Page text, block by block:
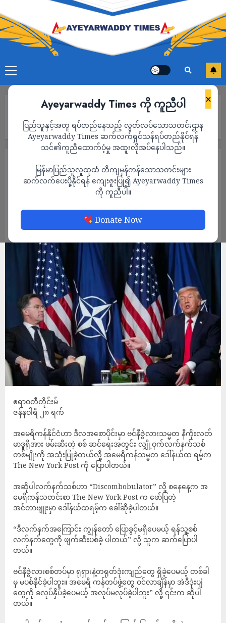
×
Ayeyarwaddy Times ကို ကူညီပါ
ပြည်သူနှင့်အတူ ရပ်တည်နေသည့် လွတ်လပ်သောသတင်းဌာန
Ayeyarwaddy Times ဆက်လက်ရှင်သန်ရပ်တည်နိုင်ရန်
သင်၏ကူညီထောက်ပံ့မှု အထူးလိုအပ်နေပါသည်။
မြန်မာပြည်သူလူထုထံ တိကျမှန်ကန်သောသတင်းများ
ဆက်လက်ပေးပို့နိုင်ရန် ကျေးဇူးပြု၍ Ayeyarwaddy Times
ကို ကူညီပါ။
Donate Now
လက်နက်သစ် အမေရိကန် သုံးခဲ့
နိုင်ငံတကာ သတင်း
ဗင်နီဇွဲလားသမ္မတ မာဒူရိုကို ဖမ်းဆီးတဲ့
စစ်ဆင်ရေးမှာ လျှို့ဝှက်လက်နက်သစ် အမေရိ
ကန် သုံးခဲ့
ADMIN JANUARY 28, 2026
ဧရာဝတီတိုင်းမ်
ဇန်နဝါရီ ၂၈ ရက်
အမေရိကန်နိုင်ငံဟာ ဒီလအစောပိုင်းမှာ ဗင်နီဇွဲလားသမ္မတ နီကိုးလတ်
မာဒူရိုအား ဖမ်းဆီးတဲ့ စစ် ဆင်ရေးအတွင်း လျှို့ဝှက်လက်နက်သစ်
တစ်မျိုးကို အသုံးပြုခဲ့တယ်လို့ အမေရိကန်သမ္မတ ဒေါ်နယ်ထ ရမ့်က
The New York Post ကို ပြောပါတယ်။
အဆိုပါလက်နက်သစ်ဟာ “Discombobulator” လို့ စနေနေ့က အ
မေရိကန်သတင်းစာ The New York Post က ဖော်ပြတဲ့
အင်တာဗျူးမှာ ဒေါ်နယ်ထရမ့်က ခေါ်ဆိုခဲ့ပါတယ်။
“ဒီလက်နက်အကြောင်း ကျွန်တော် ပြောခွင့်မရှိပေမယ့် ရန်သူ့စစ်
လက်နက်တွေကို ဖျက်ဆီးပစ်ခဲ့ ပါတယ်” လို့ သူက ဆက်ပြောပါ
တယ်။
ဗင်နီဇွဲလားစစ်တပ်မှာ ရုရှားနဲ့တရုတ်ဒုံးကျည်တွေ ရှိခဲ့ပေမယ့် တစ်ခါ
မှ မပစ်နိုင်ခဲ့ပါဘူး။ အမေရိ ကန်တပ်ဖွဲ့တွေ ဝင်လာချိန်မှာ အဲဒီဒုံးပျံ
တွေကို ခလုပ်နှိပ်ခဲ့ပေမယ့် အလုပ်မလုပ်ခဲ့ပါဘူး” လို့ ၎င်းက ဆိုပါ
တယ်။